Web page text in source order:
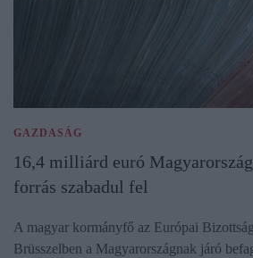
GAZDASÁG
16,4 milliárd euró
forrás szabadul fel
A magyar kormányfő az Európai
Brüsszelben a Magyarországnak járó